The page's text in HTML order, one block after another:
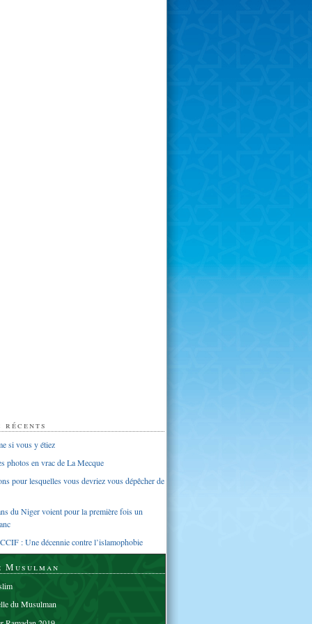
si vous y étiez
photos en vrac de La Mecque
pour lesquelles vous devriez vous dépêcher de
du Niger voient pour la première fois un
: Une décennie contre l’islamophobie
Musulman
du Musulman